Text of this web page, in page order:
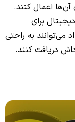
آن‌ها اعمال کنند.
برای
می‌توانند به راحتی
دریافت کنند.